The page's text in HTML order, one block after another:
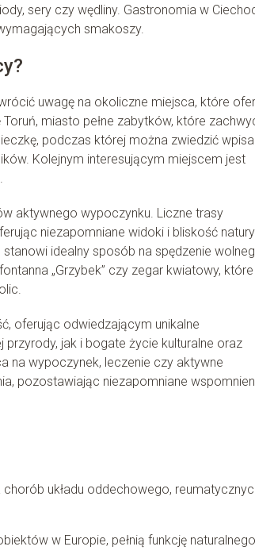
sery czy wędliny. Gastronomia w
smakoszy.
uwagę na okoliczne miejsca, które
miasto pełne zabytków, które
podczas której można zwiedzić
Kolejnym interesującym miejscem jest
aktywnego wypoczynku. Liczne trasy
niezapomniane widoki i bliskość
idealny sposób na spędzenie
„Grzybek” czy zegar kwiatowy, które
oferując odwiedzającym unikalne
jak i bogate życie kulturalne oraz
na wypoczynek, leczenie czy aktywne
pozostawiając niezapomniane
układu oddechowego,
w Europie, pełnią funkcję naturalnego